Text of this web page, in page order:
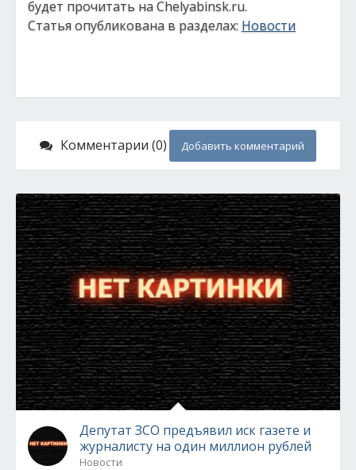
будет прочитать на Chelyabinsk.ru.
Статья опубликована в разделах: Новости
Комментарии (0) Добавить комментарий
Депутат ЗСО предъявил иск газете и
журналисту на один миллион рублей
Новости